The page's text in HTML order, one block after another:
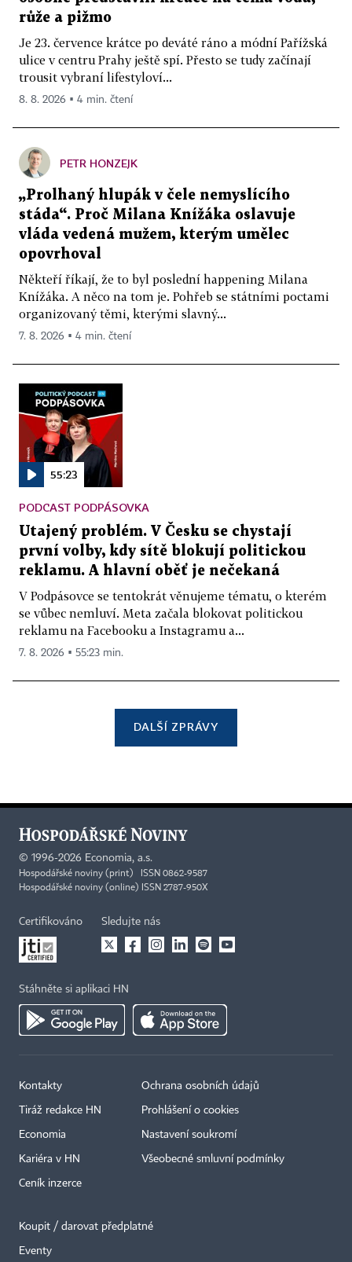
růže a pižmo
Je 23. července krátce po deváté ráno a módní Pařížská
ulice v centru Prahy ještě spí. Přesto se tudy začínají
trousit vybraní lifestyloví...
8. 8. 2026 ▪ 4 min. čtení
PETR HONZEJK
„Prolhaný hlupák v čele nemyslícího
stáda“. Proč Milana Knížáka oslavuje
vláda vedená mužem, kterým umělec
opovrhoval
Někteří říkají, že to byl poslední happening Milana
Knížáka. A něco na tom je. Pohřeb se státními poctami
organizovaný těmi, kterými slavný...
7. 8. 2026 ▪ 4 min. čtení
55:23
PODCAST PODPÁSOVKA
Utajený problém. V Česku se chystají
první volby, kdy sítě blokují politickou
reklamu. A hlavní oběť je nečekaná
V Podpásovce se tentokrát věnujeme tématu, o kterém
se vůbec nemluví. Meta začala blokovat politickou
reklamu na Facebooku a Instagramu a...
7. 8. 2026 ▪ 55:23 min.
DALŠÍ ZPRÁVY
© 1996-2026 Economia, a.s.
Hospodářské noviny (print) ISSN 0862-9587
Hospodářské noviny (online) ISSN 2787-950X
Certifikováno Sledujte nás
Stáhněte si aplikaci HN
Kontakty
Tiráž redakce HN
Economia
Kariéra v HN
Ceník inzerce
Ochrana osobních údajů
Prohlášení o cookies
Nastavení soukromí
Všeobecné smluvní podmínky
Koupit / darovat předplatné
Eventy